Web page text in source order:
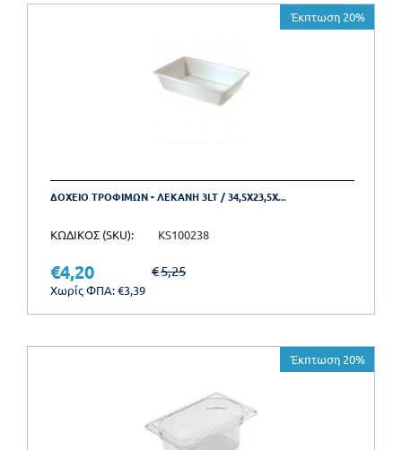
Έκπτωση 20%
ΔΟΧΕΙΟ ΤΡΟΦΙΜΩΝ - ΛΕΚΑΝΗ 3LT / 34,5X23,5X...
ΚΩΔΙΚΟΣ (SKU): KS100238
€5,25
€4,20
Χωρίς ΦΠΑ:€3,39
Έκπτωση 20%